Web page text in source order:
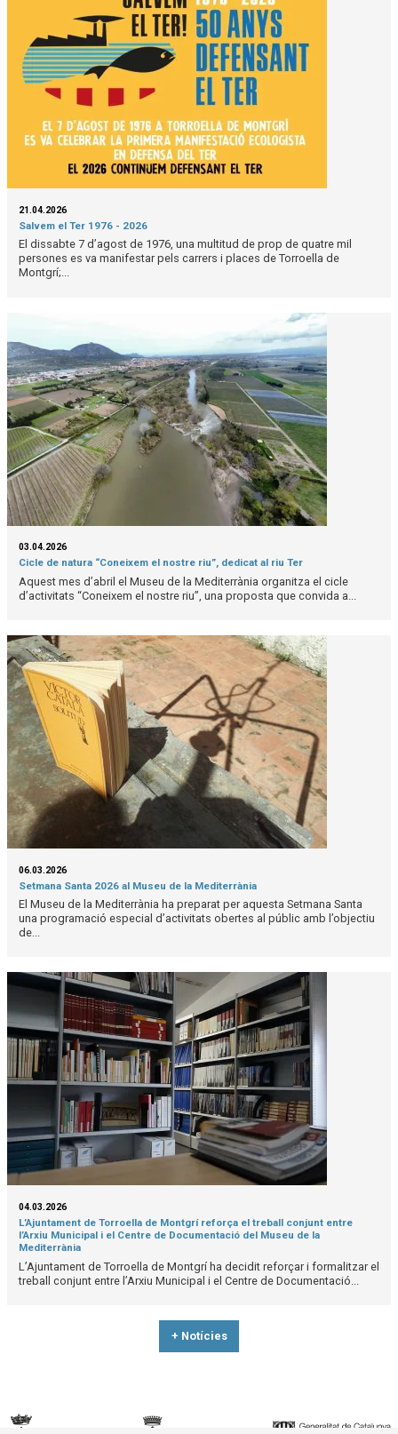
21.04.2026
Salvem el Ter 1976 - 2026
El dissabte 7 d’agost de 1976, una multitud de prop de quatre mil
persones es va manifestar pels carrers i places de Torroella de
Montgrí;...
03.04.2026
Cicle de natura “Coneixem el nostre riu”, dedicat al riu Ter
Aquest mes d’abril el Museu de la Mediterrània organitza el cicle
d’activitats “Coneixem el nostre riu”, una proposta que convida a...
06.03.2026
Setmana Santa 2026 al Museu de la Mediterrània
El Museu de la Mediterrània ha preparat per aquesta Setmana Santa
una programació especial d’activitats obertes al públic amb l’objectiu
de...
04.03.2026
L’Ajuntament de Torroella de Montgrí reforça el treball conjunt entre
l’Arxiu Municipal i el Centre de Documentació del Museu de la
Mediterrània
L’Ajuntament de Torroella de Montgrí ha decidit reforçar i formalitzar el
treball conjunt entre l’Arxiu Municipal i el Centre de Documentació...
+ Notícies